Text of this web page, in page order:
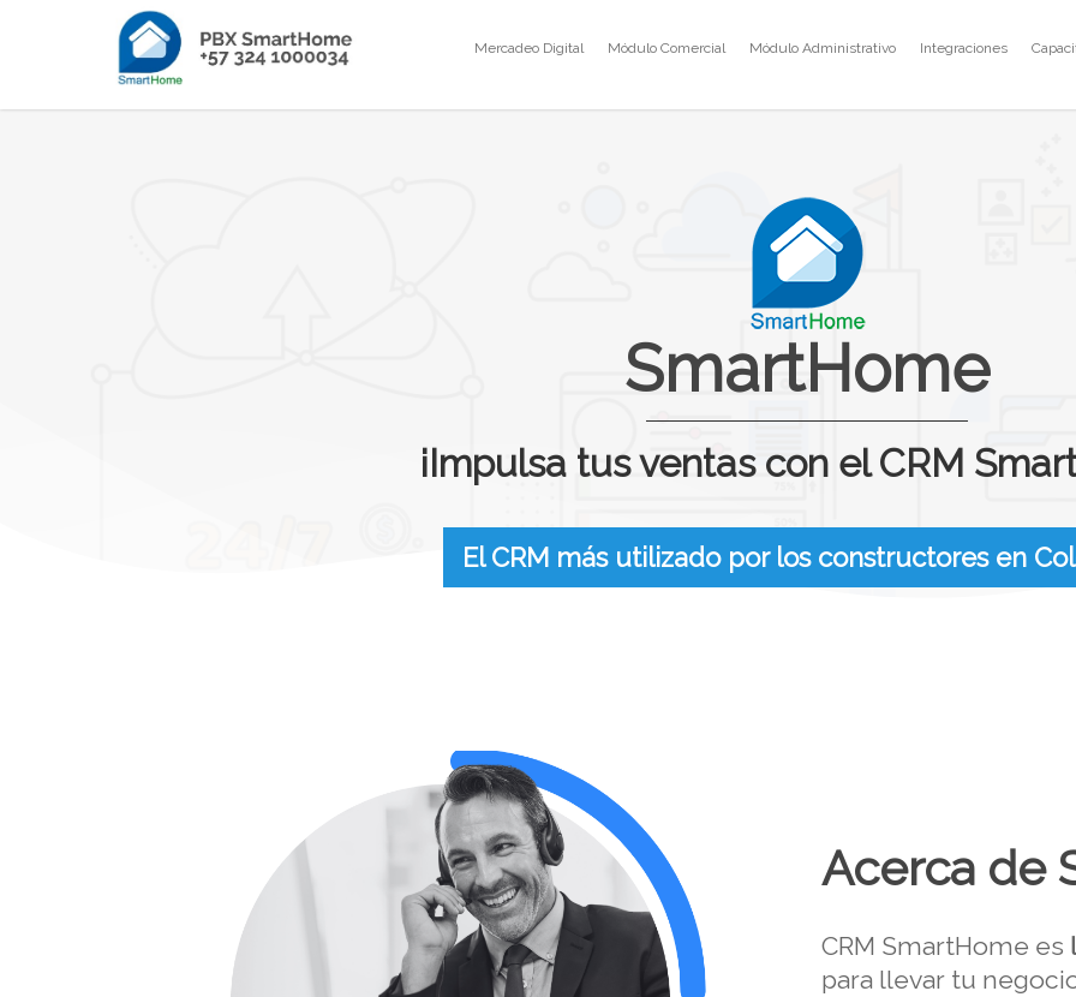
Mercadeo Digital Módulo Comercial Módulo Administrativo Integraciones
SmartHome
¡Impulsa tus ventas con el CRM
El CRM más utilizado por los constructores en
Acerca de
CRM SmartHome es
para llevar tu